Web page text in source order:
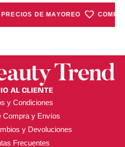
PRECIOS DE MAYOREO
AL CLIENTE
y Condiciones
Compra y Envíos
y Devoluciones
Frecuentes